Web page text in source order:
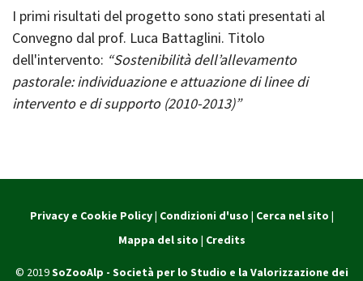
I primi risultati del progetto sono stati presentati al
Convegno dal prof. Luca Battaglini. Titolo
dell'intervento: “Sostenibilità dell’allevamento
pastorale: individuazione e attuazione di linee di
intervento e di supporto (2010-2013)”
Privacy e Cookie Policy| Condizioni d'uso | Cerca nel sito |
Mappa del sito | Credits
© 2019SoZooAlp - Società per lo Studio e la Valorizzazione dei